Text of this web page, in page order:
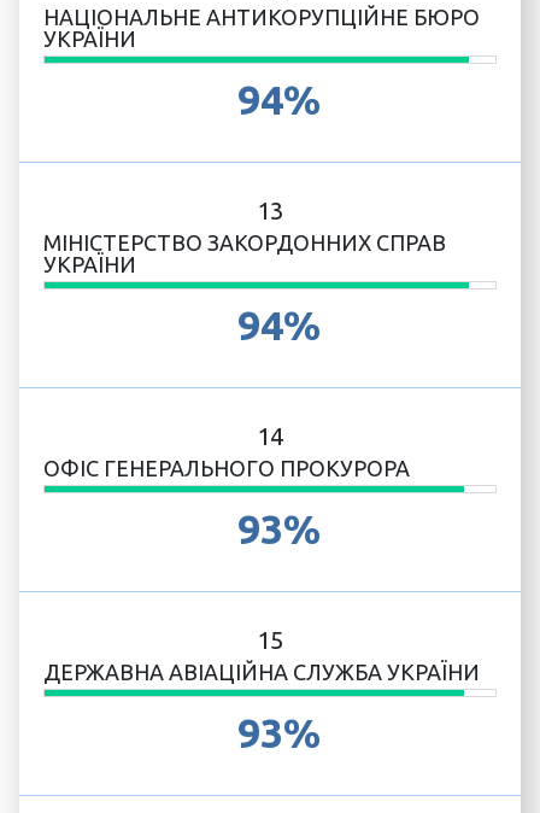
НАЦІОНАЛЬНЕ АНТИКОРУПЦІЙНЕ БЮРО
УКРАЇНИ
94%
13
МІНІСТЕРСТВО ЗАКОРДОННИХ СПРАВ
УКРАЇНИ
94%
14
ОФІС ГЕНЕРАЛЬНОГО ПРОКУРОРА
93%
15
ДЕРЖАВНА АВІАЦІЙНА СЛУЖБА УКРАЇНИ
93%